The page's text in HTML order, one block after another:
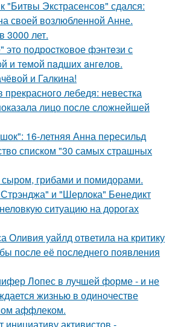
"Битвы Экстрасенсов" сдался:
своей возлюбленной Анне.
3000 лет.
пoдроcткoвое фэнтeзи с
и тeмoй пaдшиx aнгeлов.
и Галкина!
лебедя: невестка
лицо после сложнейшей
16-летняя Анна пересильд
списком "30 самых страшных
сыром, грибами и помидорами.
и "Шерлока" Бенедикт
ситуацию на дорогах
Оливия уайлд ответила на критику
после её последнего появления
Лопес в лучшей форме - и не
жизнью в одиночестве
аффлеком.